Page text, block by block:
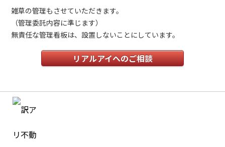
雑草の管理もさせていただきます。
（管理委託内容に準じます）
無責任な管理看板は、設置しないことにしています。
リアルアイへのご相談